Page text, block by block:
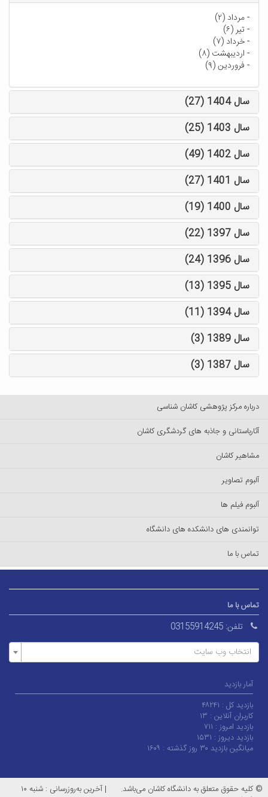
-مرداد (۲)
-تیر (۶)
-خرداد (۷)
- اردیبهشت (۸)
- فروردین (۹)
سال 1404 (27)
سال 1403 (25)
سال 1402 (49)
سال 1401 (27)
سال 1400 (19)
سال 1397 (22)
سال 1396 (24)
سال 1395 (13)
سال 1394 (11)
سال 1389 (3)
سال 1387 (3)
درباره مرکز پژوهشی کاشان شناسی
آثارباستانی و جاذبه های گردشگری کاشان
مشاهیر کاشان
آلبوم تصاویر
آلبوم فیلم ها
توانمندی های دانشکده های دانشگاه
تماس با ما
تماس با ما
تلفن: 03155914245
انتخاب وب سایت
آمار بازدید
بازدید کل : ۴۸۲۴۱
کاربران آنلاین : ۱۳
بازدید امروز : ۷۱۱
بازدید دیروز : ۱۵۳۱
میانگین بازدید ۳۰ روز گذشته :
۱۶۰۹
© کلیه حقوق متعلق به دانشگاه کاشان می‌باشد. |
آخرین به‌روزرسانی : شنبه ۱۰